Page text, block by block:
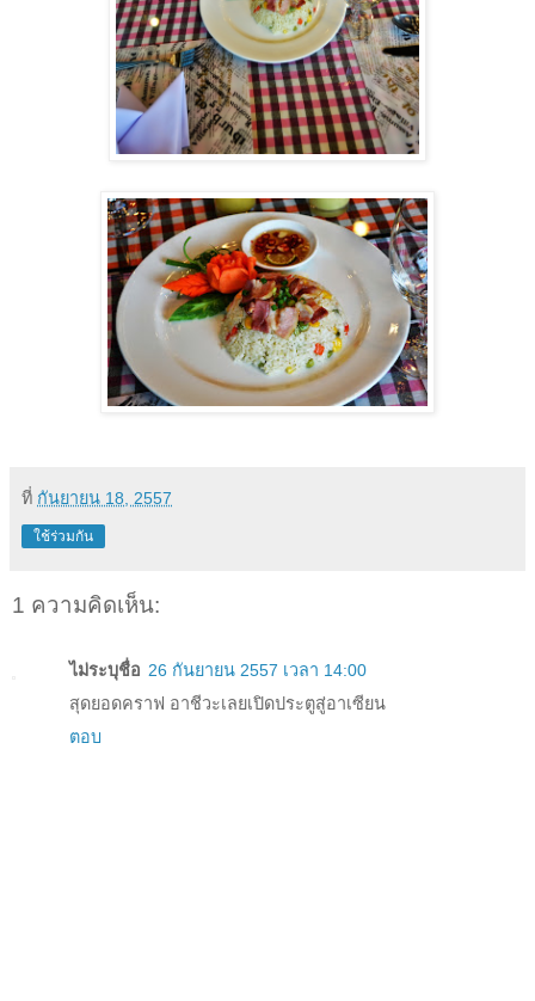
ที่ กันยายน 18, 2557
ใช้ร่วมกัน
1 ความคิดเห็น:
ไม่ระบุชื่อ 26 กันยายน 2557 เวลา 14:00
สุดยอดคราฟ อาชีวะเลยเปิดประตูสู่อาเซียน
ตอบ